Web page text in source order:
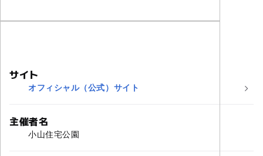
サイト
オフィシャル（公式）サイト
主催者名
小山住宅公園